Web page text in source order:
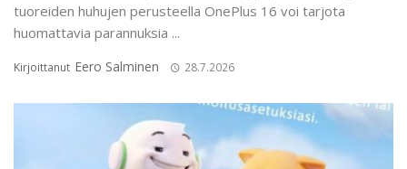
tuoreiden huhujen perusteella OnePlus 16 voi tarjota
huomattavia parannuksia ...
Kirjoittanut Eero Salminen 28.7.2026